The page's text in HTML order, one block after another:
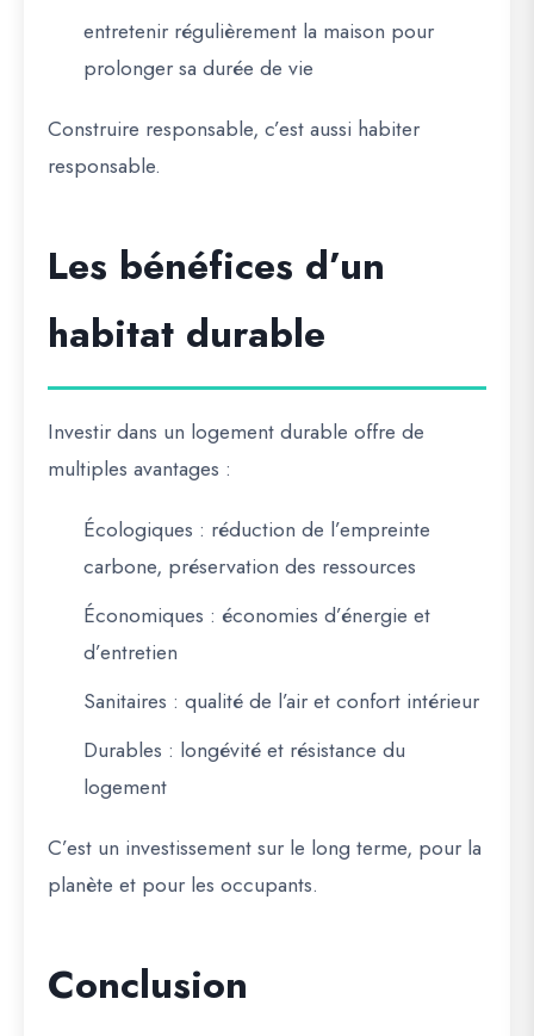
entretenir régulièrement la maison pour
prolonger sa durée de vie
Construire responsable, c’est aussi habiter
responsable.
Les bénéfices d’un
habitat durable
Investir dans un logement durable offre de
multiples avantages :
Écologiques : réduction de l’empreinte
carbone, préservation des ressources
Économiques : économies d’énergie et
d’entretien
Sanitaires : qualité de l’air et confort intérieur
Durables : longévité et résistance du
logement
C’est un investissement sur le long terme, pour la
planète et pour les occupants.
Conclusion